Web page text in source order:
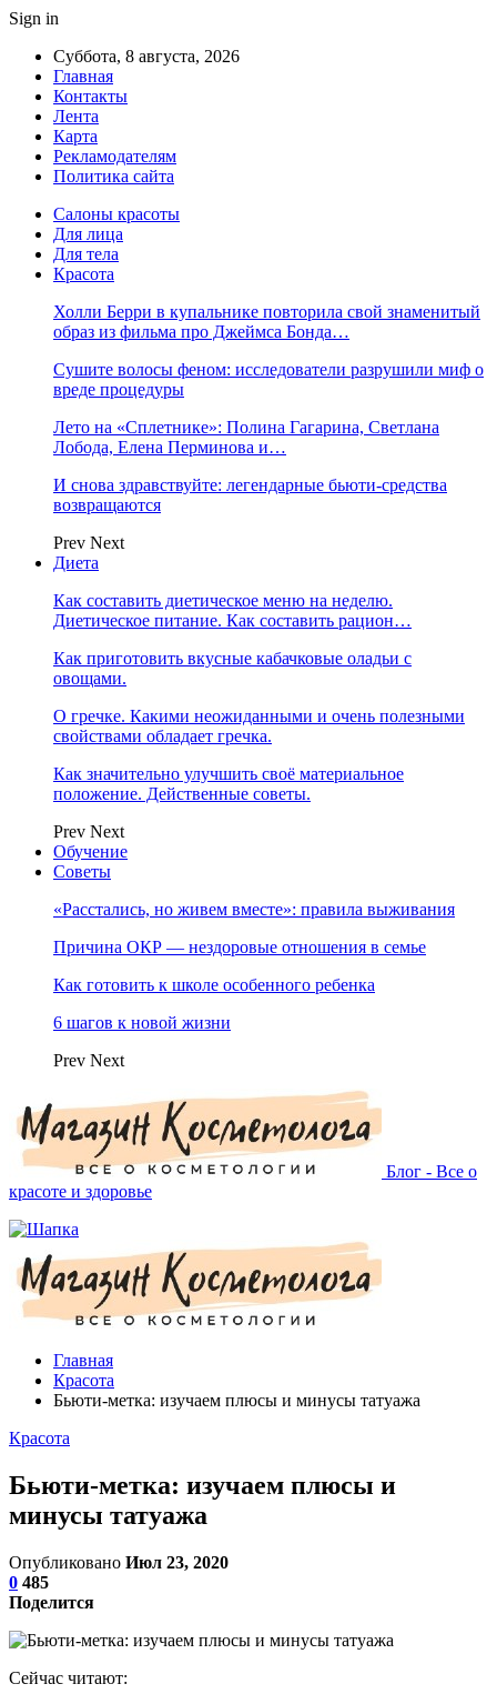
Sign in
Суббота, 8 августа, 2026
Главная
Контакты
Лента
Карта
Рекламодателям
Политика сайта
Салоны красоты
Для лица
Для тела
Красота
Холли Берри в купальнике повторила свой знаменитый
образ из фильма про Джеймса Бонда…
Сушите волосы феном: исследователи разрушили миф о
вреде процедуры
Лето на «Сплетнике»: Полина Гагарина, Светлана
Лобода, Елена Перминова и…
И снова здравствуйте: легендарные бьюти-средства
возвращаются
Prev Next
Диета
Как составить диетическое меню на неделю.
Диетическое питание. Как составить рацион…
Как приготовить вкусные кабачковые оладьи с
овощами.
О гречке. Какими неожиданными и очень полезными
свойствами обладает гречка.
Как значительно улучшить своё материальное
положение. Действенные советы.
Prev Next
Обучение
Советы
«Расстались, но живем вместе»: правила выживания
Причина ОКР — нездоровые отношения в семье
Как готовить к школе особенного ребенка
6 шагов к новой жизни
Prev Next
Блог - Все о
красоте и здоровье
Главная
Красота
Бьюти-метка: изучаем плюсы и минусы татуажа
Красота
Бьюти-метка: изучаем плюсы и
минусы татуажа
Опубликовано Июл 23, 2020
0 485
Поделится
Сейчас читают: